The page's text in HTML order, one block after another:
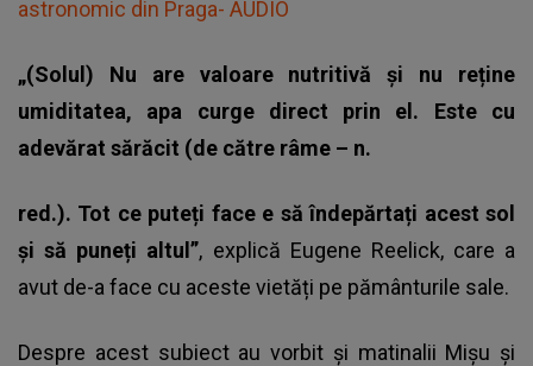
astronomic din Praga- AUDIO
„(Solul) Nu are valoare nutritivă și nu reține
umiditatea, apa curge direct prin el. Este cu
adevărat sărăcit (de către râme – n.
red.). Tot ce puteți face e să îndepărtați acest sol
și să puneți altul”, explică Eugene Reelick, care a
avut de-a face cu aceste vietăți pe pământurile sale.
Despre acest subiect au vorbit și matinalii Mișu și